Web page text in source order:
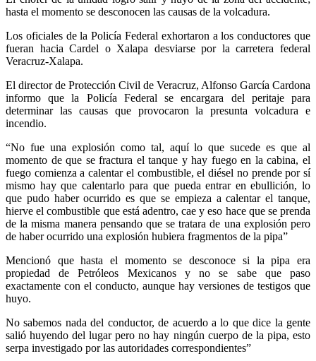
hasta el momento se desconocen las causas de la volcadura.
Los oficiales de la Policía Federal exhortaron a los conductores que
fueran hacia Cardel o Xalapa desviarse por la carretera federal
Veracruz-Xalapa.
El director de Protección Civil de Veracruz, Alfonso García Cardona
informo que la Policía Federal se encargara del peritaje para
determinar las causas que provocaron la presunta volcadura e
incendio.
“No fue una explosión como tal, aquí lo que sucede es que al
momento de que se fractura el tanque y hay fuego en la cabina, el
fuego comienza a calentar el combustible, el diésel no prende por sí
mismo hay que calentarlo para que pueda entrar en ebullición, lo
que pudo haber ocurrido es que se empieza a calentar el tanque,
hierve el combustible que está adentro, cae y eso hace que se prenda
de la misma manera pensando que se tratara de una explosión pero
de haber ocurrido una explosión hubiera fragmentos de la pipa”
Mencionó que hasta el momento se desconoce si la pipa era
propiedad de Petróleos Mexicanos y no se sabe que paso
exactamente con el conducto, aunque hay versiones de testigos que
huyo.
No sabemos nada del conductor, de acuerdo a lo que dice la gente
salió huyendo del lugar pero no hay ningún cuerpo de la pipa, esto
serpa investigado por las autoridades correspondientes”